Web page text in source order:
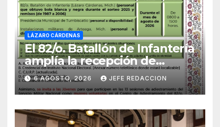
LÁZARO CÁRDENAS
El 82/o. Batallón de Infantería
amplía la recepción de
documentos para obtener La
Catilla del Servicio Militar
Nacional
6 AGOSTO, 2026 JEFE REDACCION